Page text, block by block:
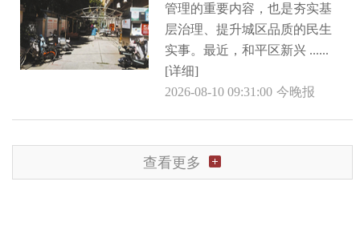
管理的重要内容，也是夯实基
层治理、提升城区品质的民生
实事。最近，和平区新兴 ......
[详细]
2026-08-10 09:31:00 今晚报
查看更多